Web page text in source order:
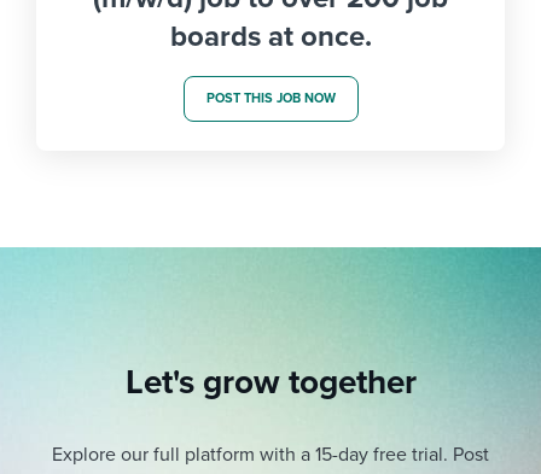
boards at once.
POST THIS JOB NOW
Let's grow together
Explore our full platform with a 15-day free trial. Post